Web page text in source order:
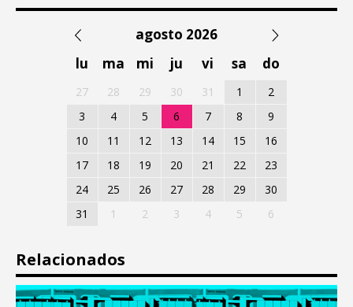
agosto 2026
lu
ma mi ju vi sa do
27 28 29 30 31 1
2
3
4 5 6 7 8
9
10
11 12 13 14 15
16
17
18 19 20 21 22
23
24
25 26 27 28 29
30
31
1 2 3 4 5 6
Relacionados